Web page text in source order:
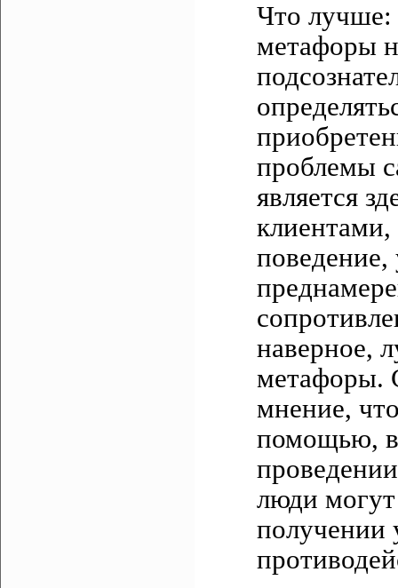
Что лучше:
метафоры
проблемы
является
поведение,
наверное,
метафоры.
мнение,
помощью,
люди
получении